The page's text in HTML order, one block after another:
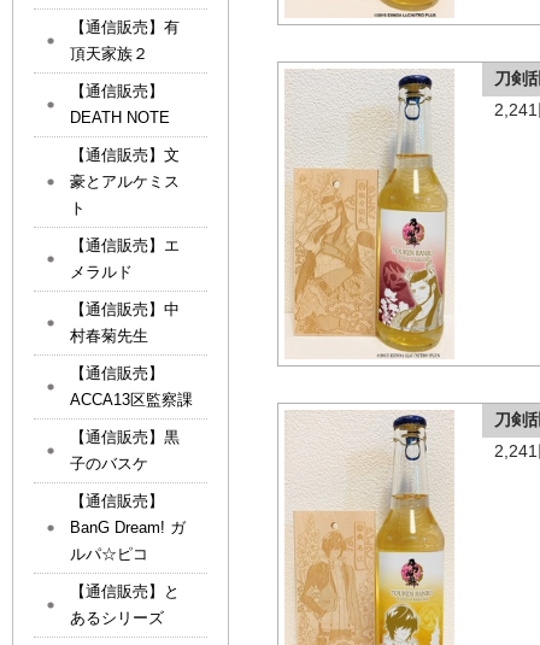
刀剣
刀剣
【通信販売】有
頂天家族２
【通信販売】
DEATH NOTE
【通信販売】文
豪とアルケミス
ト
【通信販売】エ
メラルド
【通信販売】中
村春菊先生
【通信販売】
ACCA13区監察課
【通信販売】黒
子のバスケ
【通信販売】
BanG Dream! ガ
ルパ☆ピコ
【通信販売】と
あるシリーズ